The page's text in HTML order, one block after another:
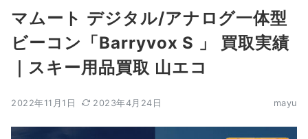
マムート デジタル/アナログ一体型
ビーコン「Barryvox S 」 買取実績
｜スキー用品買取 山エコ
2022年11月1日 2023年4月24日 mayu